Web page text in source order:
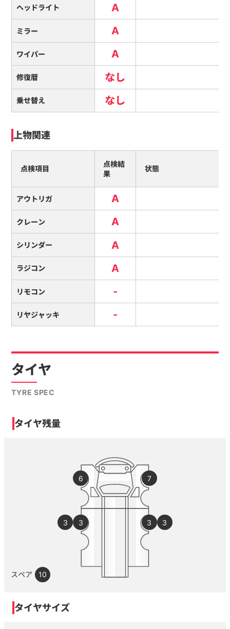
ヘッドライト A
ミラー A
ワイパー A
修復暦 なし
乗せ替え なし
上物関連
点検項目
点検結
果
状態
アウトリガ A
クレーン A
シリンダー A
ラジコン A
リモコン -
リヤジャッキ -
タイヤ
TYRE SPEC
タイヤ残量
6 7
3
3 3 3
スペア 10
タイヤサイズ